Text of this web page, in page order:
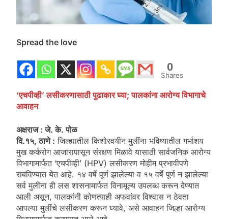
Spread the love
0
Shares
‘एचपीव्ही’ लसीकरणासाठी पुढाकार घ्या; पालकांना आरोग्य विभागाचे
आवाहन
अक्षराज : जे. के. पोळ
दि.१५, ठाणे : जिल्ह्यातील किशोरवयीन मुलींना भविष्यातील गर्भाशय
मुख कर्करोग आजारापासून संरक्षण मिळावे यासाठी सार्वजनिक आरोग्य
विभागामार्फत ‘एचपीव्ही’ (HPV) लसीकरण मोहीम प्रभावीपणे
राबविण्यात येत आहे. १४ वर्षे पूर्ण झालेल्या व १५ वर्षे पूर्ण न झालेल्या
सर्व मुलींना ही लस शासनामार्फत विनामूल्य उपलब्ध करून देण्यात
आली असून, पालकांनी कोणत्याही अफवांवर विश्वास न ठेवता
आपल्या मुलींचे लसीकरण करून घ्यावे, असे आवाहन जिल्हा आरोग्य